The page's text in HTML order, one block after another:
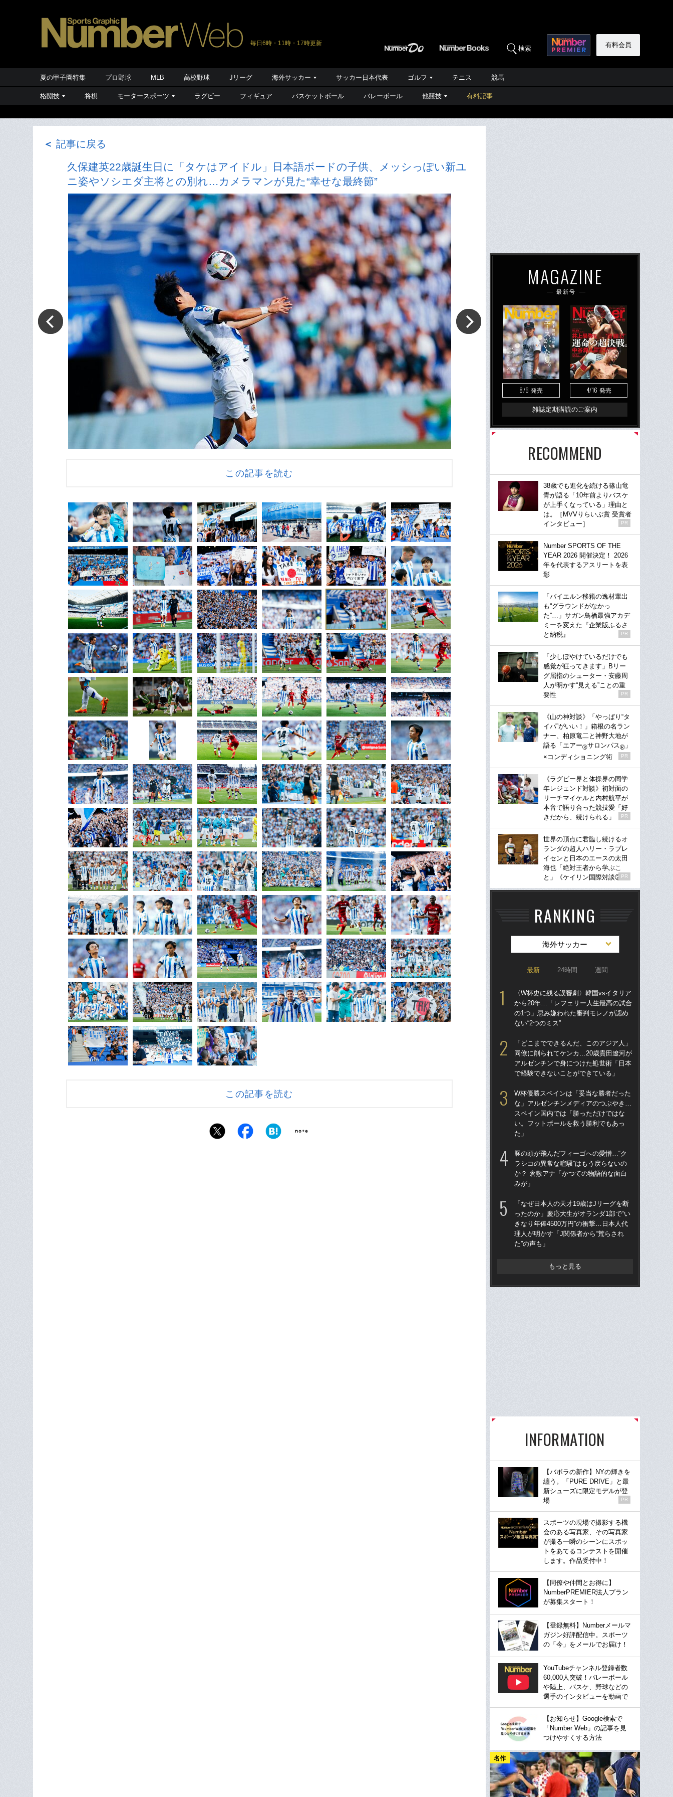
毎日6時・11時・17時更新
検索 有料会員
夏の甲子園特集 プロ野球 MLB 高校野球 Jリーグ 海外サッカー サッカー日本代表 ゴルフ テニス 競馬
格闘技 将棋 モータースポーツ ラグビー フィギュア バスケットボール バレーボール 他競技 有料記事
＜ 記事に戻る
久保建英22歳誕生日に「タケはアイドル」日本語ボードの子供、メッシっぽい新ユ
ニ姿やソシエダ主将との別れ…カメラマンが見た“幸せな最終節”
この記事を読む
この記事を読む
MAGAZINE
最新号
8/6 発売 4/16 発売
雑誌定期購読のご案内
RECOMMEND
38歳でも進化を続ける篠山竜
青が語る「10年前よりバスケ
が上手くなっている」理由と
は。［MVVりらいぶ賞 受賞者
インタビュー］
PR
Number SPORTS OF THE
YEAR 2026 開催決定！ 2026
年を代表するアスリートを表
彰
「バイエルン移籍の逸材輩出
も“グラウンドがなかっ
た”…」サガン鳥栖最強アカデ
ミーを変えた『企業版ふるさ
と納税』
PR
「少しぼやけているだけでも
感覚が狂ってきます」Bリー
グ屈指のシューター・安藤周
人が明かす“見える”ことの重
要性
PR
《山の神対談》「やっぱり“タ
イパ”がいい！」箱根の名ラン
ナー、柏原竜二と神野大地が
語る「エアー®サロンパス® 」
×コンディショニング術
PR
《ラグビー界と体操界の同学
年レジェンド対談》初対面の
リーチマイケルと内村航平が
本音で語り合った競技愛「好
きだから、続けられる」
PR
世界の頂点に君臨し続けるオ
ランダの超人ハリー・ラブレ
イセンと日本のエースの太田
海也「絶対王者から学ぶこ
と」《ケイリン国際対談②》
PR
RANKING
海外サッカー
最新 24時間 週間
〈W杯史に残る誤審劇〉韓国vsイタリア
から20年…「レフェリー人生最高の試合
の1つ」忌み嫌われた審判モレノが認め
ない“2つのミス”
「どこまでできるんだ、このアジア人」
同僚に削られてケンカ…20歳貴田遼河が
アルゼンチンで身につけた処世術「日本
で経験できないことができている」
W杯優勝スペインは「妥当な勝者だった
な」アルゼンチンメディアのつぶやき…
スペイン国内では「勝っただけではな
い。フットボールを救う勝利でもあっ
た」
豚の頭が飛んだフィーゴへの愛憎…“ク
ラシコの異常な喧騒”はもう戻らないの
か？ 倉敷アナ「かつての物語的な面白
みが」
「なぜ日本人の天才19歳はJリーグを断
ったのか」慶応大生がオランダ1部で“い
きなり年俸4500万円”の衝撃…日本人代
理人が明かす「J関係者から“荒らされ
た”の声も」
もっと見る
INFORMATION
【バボラの新作】NYの輝きを
纏う。「PURE DRIVE」と最
新シューズに限定モデルが登
場
PR
スポーツの現場で撮影する機
会のある写真家、その写真家
が撮る一瞬のシーンにスポッ
トをあてるコンテストを開催
します。作品受付中！
【同僚や仲間とお得に】
NumberPREMIER法人プラン
が募集スタート！
【登録無料】Numberメールマ
ガジン好評配信中。スポーツ
の「今」をメールでお届け！
YouTubeチャンネル登録者数
60,000人突破！バレーボール
や陸上、バスケ、野球などの
選手のインタビューを動画で
【お知らせ】Google検索で
「Number Web」の記事を見
つけやすくする方法
名作